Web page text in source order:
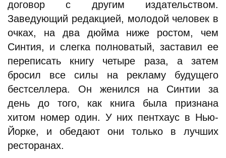
договор с другим издательством.
Заведующий редакцией, молодой человек в
очках, на два дюйма ниже ростом, чем
Синтия, и слегка полноватый, заставил ее
переписать книгу четыре раза, а затем
бросил все силы на рекламу будущего
бестселлера. Он женился на Синтии за
день до того, как книга была признана
хитом номер один. У них пентхаус в Нью-
Йорке, и обедают они только в лучших
ресторанах.